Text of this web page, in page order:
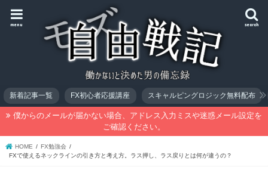
search
menu
新着記事一覧 FX初心者応援講座 スキャルピングロジック無料配布
僕からのメールが届かない場合、アドレス入力ミスや迷惑メール設定を
ご確認ください。
HOME
FX勉強会
FXで使えるネックラインの引き方と考え方。ラス押し、ラス戻りとは何が違うの？